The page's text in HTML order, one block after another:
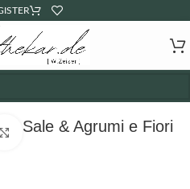
Sale & Agrumi e Fiori
Click to enlarge